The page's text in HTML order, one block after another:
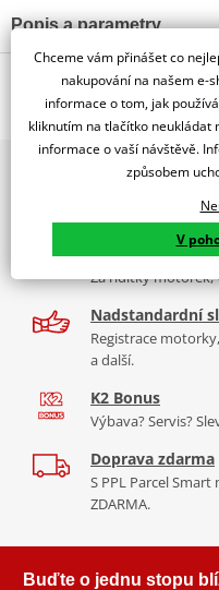
Popis a parametry
Jsme autorizovaný
dealer značky PUIG
RACING SCREEN HONDA
Tabulka velikostí
Co když mi to nebude
O výrobci
PUIG byl založen v roce
Granollers poblíž Barcelony
dělí na 3 části: komerční,
let se účastní nejslavnějších
naší nabídce naleznete
padací protektory a mnoho
Zobrazit všechny
2x multibrand
díly, to vše v Praze
Více než 30 let
Za řídítky motorek,
Nadstandardní
Registrace
a další.
K2 Bonus
Výbava? Servis?
Doprava zdarma
S PPL Parcel
ZDARMA.
Buďte o jednu stopu
Chceme vám přinášet co
nakupování na našem e-
informace o tom, jak
kliknutím na tlačítko neukládat
informace o vaší návštěvě.
způsobem
V